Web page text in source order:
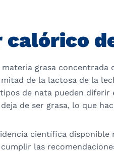
calórico
materia grasa concentrada
de la lactosa de la
de nata pueden diferir
de ser grasa, lo que
científica
las